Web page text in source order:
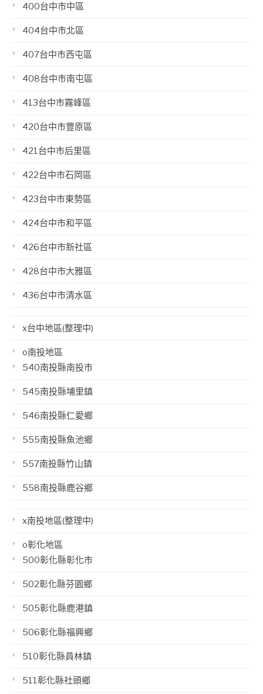
400台中市中區
404台中市北區
407台中市西屯區
408台中市南屯區
413台中市霧峰區
420台中市豐原區
421台中市后里區
422台中市石岡區
423台中市東勢區
424台中市和平區
426台中市新社區
428台中市大雅區
436台中市清水區
x台中地區(整理中)
o南投地區
540南投縣南投市
545南投縣埔里鎮
546南投縣仁愛鄉
555南投縣魚池鄉
557南投縣竹山鎮
558南投縣鹿谷鄉
x南投地區(整理中)
o彰化地區
500彰化縣彰化市
502彰化縣芬園鄉
505彰化縣鹿港鎮
506彰化縣福興鄉
510彰化縣員林鎮
511彰化縣社頭鄉